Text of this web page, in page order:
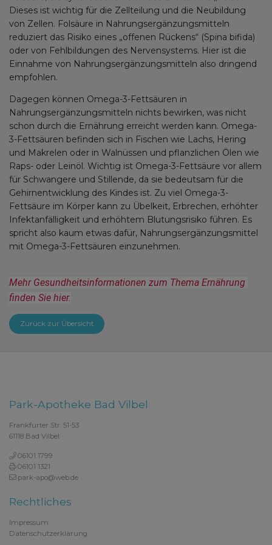
Zurück zur Übersicht
Dieses ist wichtig für die Zellteilung und die Neubildung
von Zellen. Folsäure in Nahrungsergänzungsmitteln
reduziert das Risiko eines „offenen Rückens“ (Spina bifida)
oder von Fehlbildungen des Nervensystems. Hier ist die
Einnahme von Nahrungsergänzungsmitteln also dringend
empfohlen.
Dagegen können Omega-3-Fettsäuren in
Nahrungsergänzungsmitteln nichts bewirken, was nicht
schon durch die Ernährung erreicht werden kann. Omega-
3-Fettsäuren befinden sich in Fischen wie Lachs, Hering
und Makrelen oder in Walnüssen und pflanzlichen Ölen wie
Raps- oder Leinöl. Wichtig ist Omega-3-Fettsäure vor allem
für Schwangere und Stillende, da sie bedeutsam für die
Gehirnentwicklung des Kindes ist. Zu viel Omega-3-
Fettsäure im Körper kann zu Übelkeit, Erbrechen, erhöhter
Infektanfälligkeit und erhöhtem Blutungsrisiko führen. Es
spricht also kaum etwas dafür, Nahrungsergänzungsmittel
mit Omega-3-Fettsäuren einzunehmen.
Mehr Gesundheitsinformationen zum Thema Ernährung
finden Sie hier.
Park-Apotheke Bad Vilbel
Frankfurter Str. 51-53
61118 Bad Vilbel
06101 1799
06101 1321
park-apo@web.de
Rechtliches
Impressum
Datenschutzerklärung